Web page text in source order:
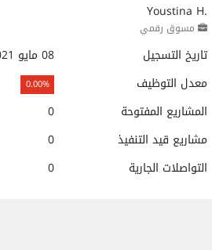
Youstina H.
مسوق رقمي
تاريخ التسجيل
08 مايو 2021
معدل التوظيف
0.00%
المشاريع المفتوحة
0
مشاريع قيد التنفيذ
0
التواصلات الجارية
0